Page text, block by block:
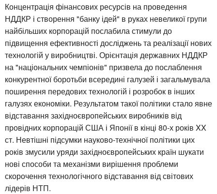
Концентрація фінансових ресурсів на проведення
НДДКР і створення "банку ідей" в руках невеликої групи
найбільших корпорацій послабила стимули до
підвищення ефективності досліджень та реалізації нових
технологій у виробництві. Орієнтація державних НДДКР
на "національних чемпіонів" призвела до послаблення
конкурентної боротьби всередині галузей і загальмувала
поширення передових технологій і розробок в інших
галузях економіки. Результатом такої політики стало явне
відставання західноєвропейських виробників від
провідних корпорацій США і Японії в кінці 80-х років XX
ст. Невтішні підсумки науково-технічної політики цих
років змусили уряди західноєвропейських країн шукати
нові способи та механізми вирішення проблеми
скорочення технологічного відставання від світових
лідерів НТП.